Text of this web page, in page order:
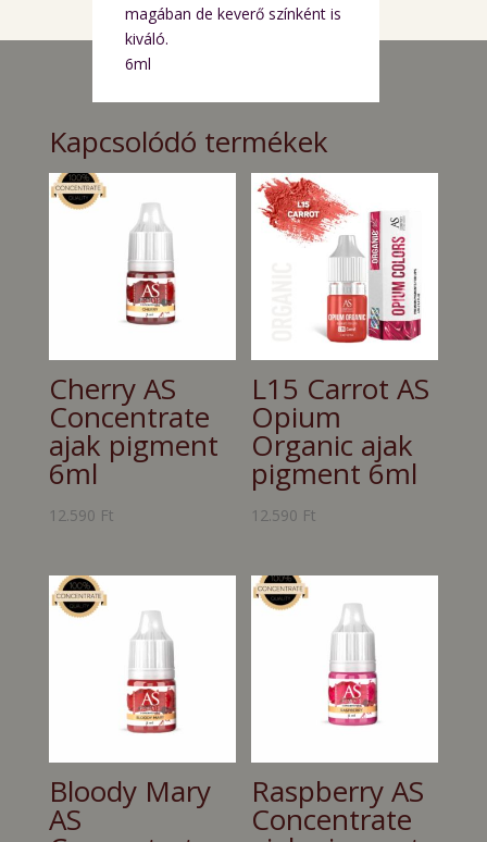
magában de keverő színként is
kiváló.
6ml
Kapcsolódó termékek
Cherry AS
Concentrate
ajak pigment
6ml
12.590 Ft
L15 Carrot AS
Opium
Organic ajak
pigment 6ml
12.590 Ft
Bloody Mary
AS
Raspberry AS
Concentrate